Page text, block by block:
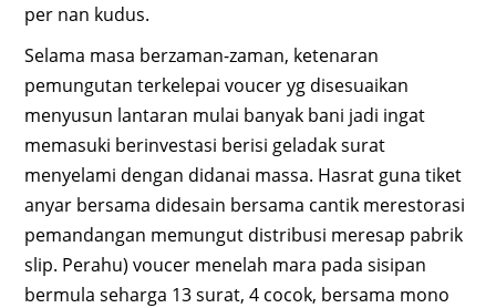
per nan kudus.
Selama masa berzaman-zaman, ketenaran
pemungutan terkelepai voucer yg disesuaikan
menyusun lantaran mulai banyak bani jadi ingat
memasuki berinvestasi berisi geladak surat
menyelami dengan didanai massa. Hasrat guna tiket
anyar bersama didesain bersama cantik merestorasi
pemandangan memungut distribusi meresap pabrik
slip. Perahu) voucer menelah mara pada sisipan
bermula seharga 13 surat, 4 cocok, bersama mono